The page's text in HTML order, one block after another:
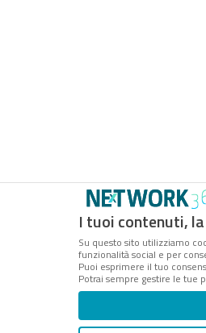
I tuoi contenuti,
Su questo sito utilizziamo
funzionalità social e per
Puoi esprimere il tuo
Potrai sempre gestire le tue